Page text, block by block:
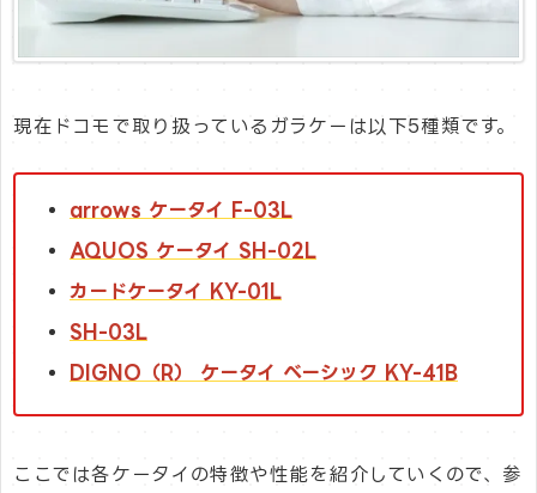
現在ドコモで取り扱っているガラケーは以下5種類です。
arrows ケータイ F-03L
AQUOS ケータイ SH-02L
カードケータイ KY-01L
SH-03L
DIGNO（R） ケータイ ベーシック KY-41B
ここでは各ケータイの特徴や性能を紹介していくので、参